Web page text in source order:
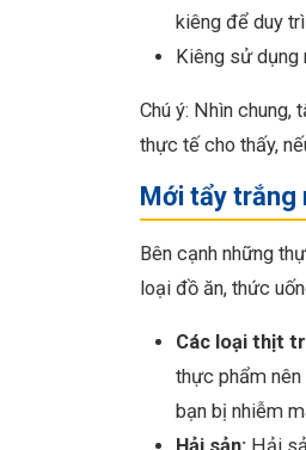
kiêng để duy
Kiêng sử dụng
Chú ý: Nhìn chung,
thực tế cho thấy,
Mới tẩy trắng
Bên cạnh những
loại đồ ăn, thức
Các loại thịt
thực phẩm nên
bạn bị nhiễm